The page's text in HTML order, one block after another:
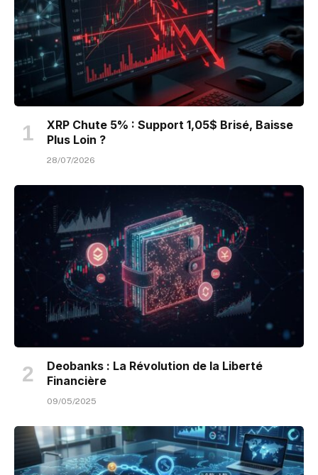
XRP Chute 5% : Support 1,05$ Brisé, Baisse
Plus Loin ?
28/07/2026
Deobanks : La Révolution de la Liberté
Financière
09/05/2025